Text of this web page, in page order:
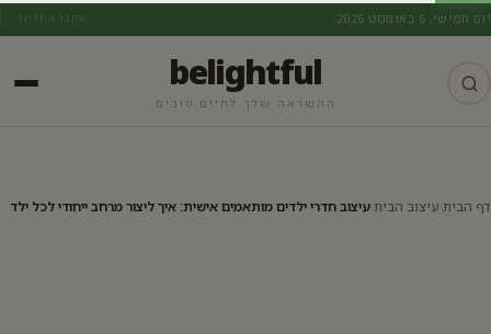
יום חמישי, 6 באוגוסט 2026 עקבו אחרינו
belightful
ההשראה שלך לחיים טובים
דף הבית עיצוב הביתעיצוב חדרי ילדים מותאמים אישית: איך ליצור מרחב ייחודי לכל ילד